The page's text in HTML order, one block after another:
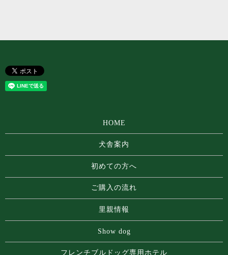
HOME
犬舎案内
初めての方へ
ご購入の流れ
里親情報
Show dog
フレンチブルドッグ専⽤ホテル